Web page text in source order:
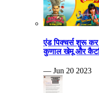
एंड पिक्चर्स शुरू कर
कुणाल खेमू और
— Jun 20 2023